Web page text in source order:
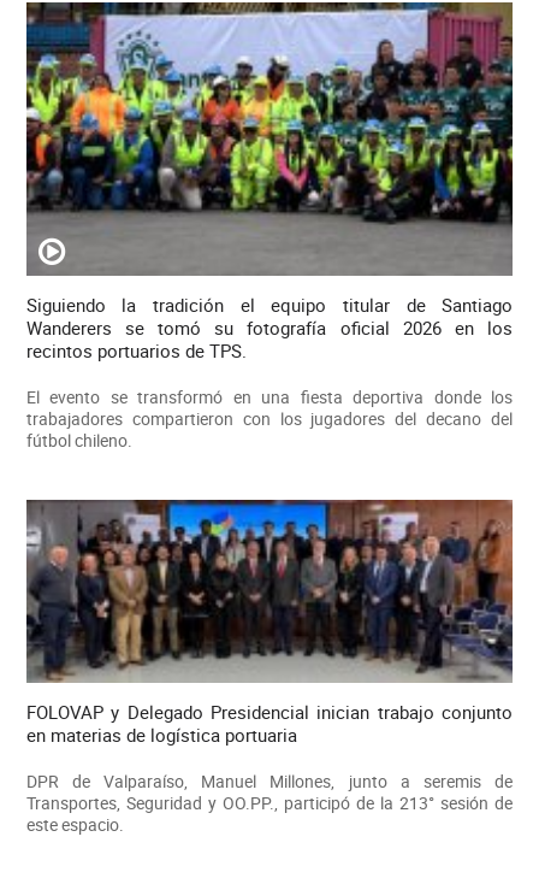
Siguiendo la tradición el equipo titular de Santiago
Wanderers se tomó su fotografía oficial 2026 en los
recintos portuarios de TPS.
El evento se transformó en una fiesta deportiva donde los
trabajadores compartieron con los jugadores del decano del
fútbol chileno.
FOLOVAP y Delegado Presidencial inician trabajo conjunto
en materias de logística portuaria
DPR de Valparaíso, Manuel Millones, junto a seremis de
Transportes, Seguridad y OO.PP., participó de la 213° sesión de
este espacio.